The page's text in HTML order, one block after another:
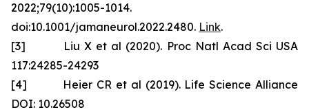
2022;79(10):1005-1014.
doi:10.1001/jamaneurol.2022.2480. Link.
[3] Liu X et al (2020). Proc Natl Acad Sci USA
117:24285-24293
[4] Heier CR et al (2019). Life Science Alliance
DOI: 10.26508